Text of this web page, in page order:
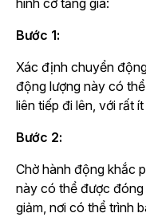
hình cờ tăng giá:
Bước 1:
Xác định chuyển
động lượng này có
liên tiếp đi lên, với rất
Bước 2:
Chờ hành động khắc
này có thể được
giảm, nơi có thể trình